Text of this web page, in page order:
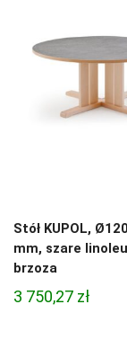
Stół KUPOL,
mm, szare
brzoza
3 750,27 zł